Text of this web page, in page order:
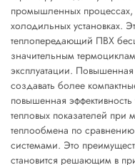
промышленных процессах,
холодильных установках.
теплопередающий ПВХ
значительным
эксплуатации. Повышенная
создавать более
повышенная
тепловых показателей
теплообмена по
системами. Это
становится решающим в